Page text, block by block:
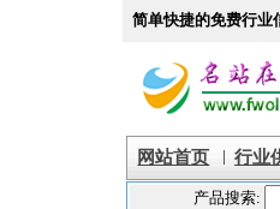
简单快捷的免费行业
网站首页 | 行业